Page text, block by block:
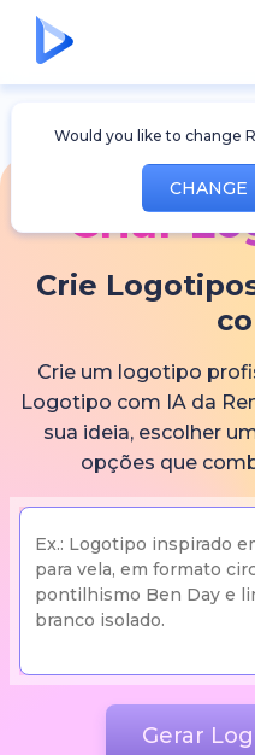
Would you like to change
CHANGE
Criar
Crie
Crie um logotipo
Logotipo com IA da
sua ideia, escolher
opções que
Gerar